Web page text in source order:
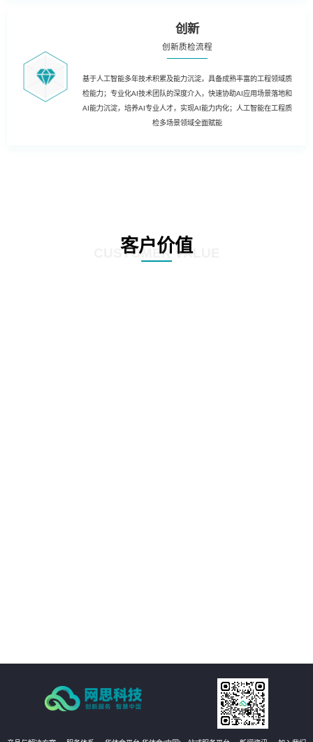
创新
创新质检流程
基于人工智能多年技术积累及能力沉淀，具备成熟丰富的工程领域质
检能力；专业化AI技术团队的深度介入，快速协助AI应用场景落地和
AI能力沉淀，培养AI专业人才，实现AI能力内化；人工智能在工程质
检多场景领域全面赋能
客户价值
CUSTOMER VALUE